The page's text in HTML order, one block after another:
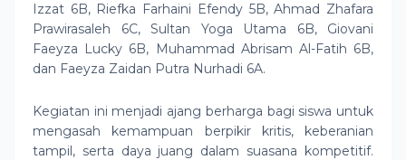
Izzat 6B, Riefka Farhaini Efendy 5B, Ahmad Zhafara
Prawirasaleh 6C, Sultan Yoga Utama 6B, Giovani
Faeyza Lucky 6B, Muhammad Abrisam Al-Fatih 6B,
dan Faeyza Zaidan Putra Nurhadi 6A.
Kegiatan ini menjadi ajang berharga bagi siswa untuk
mengasah kemampuan berpikir kritis, keberanian
tampil, serta daya juang dalam suasana kompetitif.